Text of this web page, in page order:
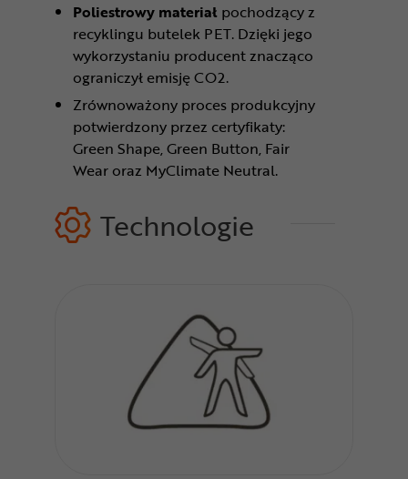
Poliestrowy materiał pochodzący z
recyklingu butelek PET. Dzięki jego
wykorzystaniu producent znacząco
ograniczył emisję CO2.
Zrównoważony proces produkcyjny
potwierdzony przez certyfikaty:
Green Shape, Green Button, Fair
Wear oraz MyClimate Neutral.
Technologie